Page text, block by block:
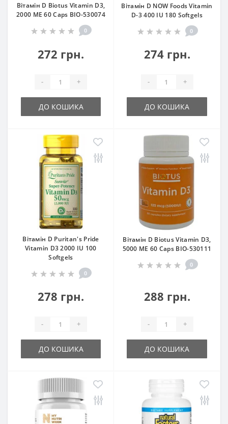
Вітамін D Biotus Vitamin D3,
2000 ME 60 Caps BIO-530074
0
272 грн.
- +
ДО КОШИКА
Вітамін D NOW Foods Vitamin
D-3 400 IU 180 Softgels
0
274 грн.
- +
ДО КОШИКА
Вітамін D Puritan's Pride
Vitamin D3 2000 IU 100
Softgels
0
278 грн.
- +
ДО КОШИКА
Вітамін D Biotus Vitamin D3,
5000 ME 60 Caps BIO-530111
0
288 грн.
- +
ДО КОШИКА